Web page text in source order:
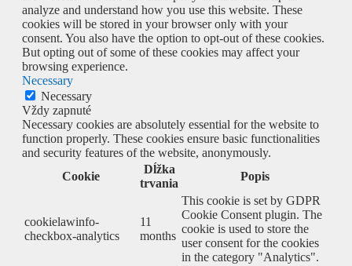
analyze and understand how you use this website. These
cookies will be stored in your browser only with your
consent. You also have the option to opt-out of these cookies.
But opting out of some of these cookies may affect your
browsing experience.
Necessary
Necessary
Vždy zapnuté
Necessary cookies are absolutely essential for the website to
function properly. These cookies ensure basic functionalities
and security features of the website, anonymously.
Cookie
Dĺžka
trvania
Popis
cookielawinfo-
checkbox-analytics
11
months
This cookie is set by GDPR
Cookie Consent plugin. The
cookie is used to store the
user consent for the cookies
in the category "Analytics".